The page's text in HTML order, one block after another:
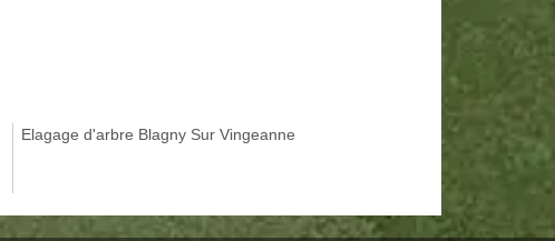
Elagage d'arbre Blagny Sur Vingeanne